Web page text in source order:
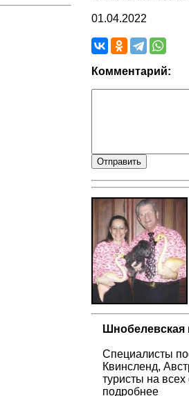
01.04.2022
Комментарий:
Шнобелевская
Специалисты
Квинсленд,
туристы на
подробнее